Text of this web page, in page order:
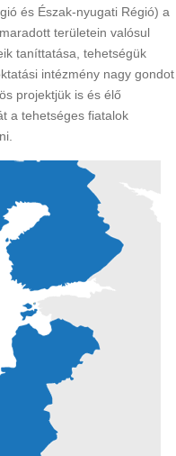
és Észak-nyugati Régió) a
területein valósul
taníttatása, tehetségük
intézmény nagy gondot
projektjük is és élő
a tehetséges fiatalok